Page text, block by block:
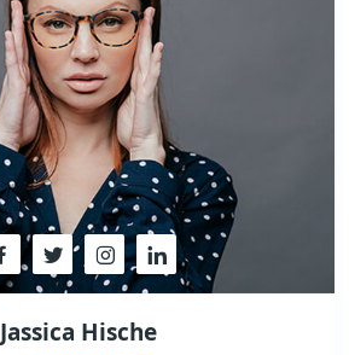
Jassica Hische